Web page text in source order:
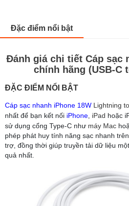
Đặc điểm nổi bật
Đánh giá chi tiết Cáp sạc
chính hãng (USB-C
ĐẶC ĐIỂM NỔI BẬT
Cáp sạc nhanh iPhone 18W Lightning
nhất để bạn kết nối iPhone iPad hoặc
sử dụng cổng Type-C như máy Mac
phép phát huy tính năng sạc nhanh
trợ, đồng thời giúp truyền tải dữ liệu
quả nhất.